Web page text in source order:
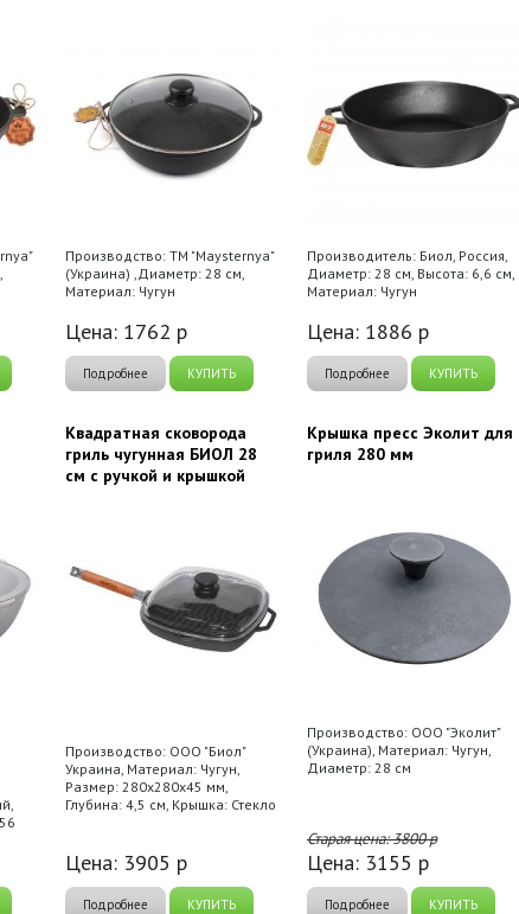
Производство: ТМ "Maysternya"
(Украина) ,Диаметр: 28 см,
Материал: Чугун
Цена: 1762 р
Подробнее КУПИТЬ
Производитель: Биол, Россия,
Диаметр: 28 см, Высота: 6,6 см,
Материал: Чугун
Цена: 1886 р
Подробнее КУПИТЬ
Квадратная сковорода
гриль чугунная БИОЛ 28
см с ручкой и крышкой
Производство: ООО "Биол"
Украина, Материал: Чугун,
Размер: 280х280х45 мм,
Глубина: 4,5 см, Крышка: Стекло
Цена: 3905 р
Подробнее КУПИТЬ
Крышка пресс Эколит для
гриля 280 мм
Производство: ООО "Эколит"
(Украина), Материал: Чугун,
Диаметр: 28 см
Старая цена:3800р
Цена: 3155 р
Подробнее КУПИТЬ